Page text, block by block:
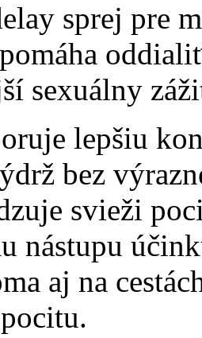
sprej pre
sexuálny
lepšiu
bez
svieži
nástupu
aj na